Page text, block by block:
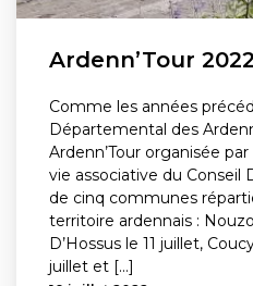
Ardenn’Tour 2022
Comme les années
Départemental des
Ardenn’Tour organisée
vie associative du
de cinq communes
territoire ardennais :
D’Hossus le 11 juillet,
juillet et [...]